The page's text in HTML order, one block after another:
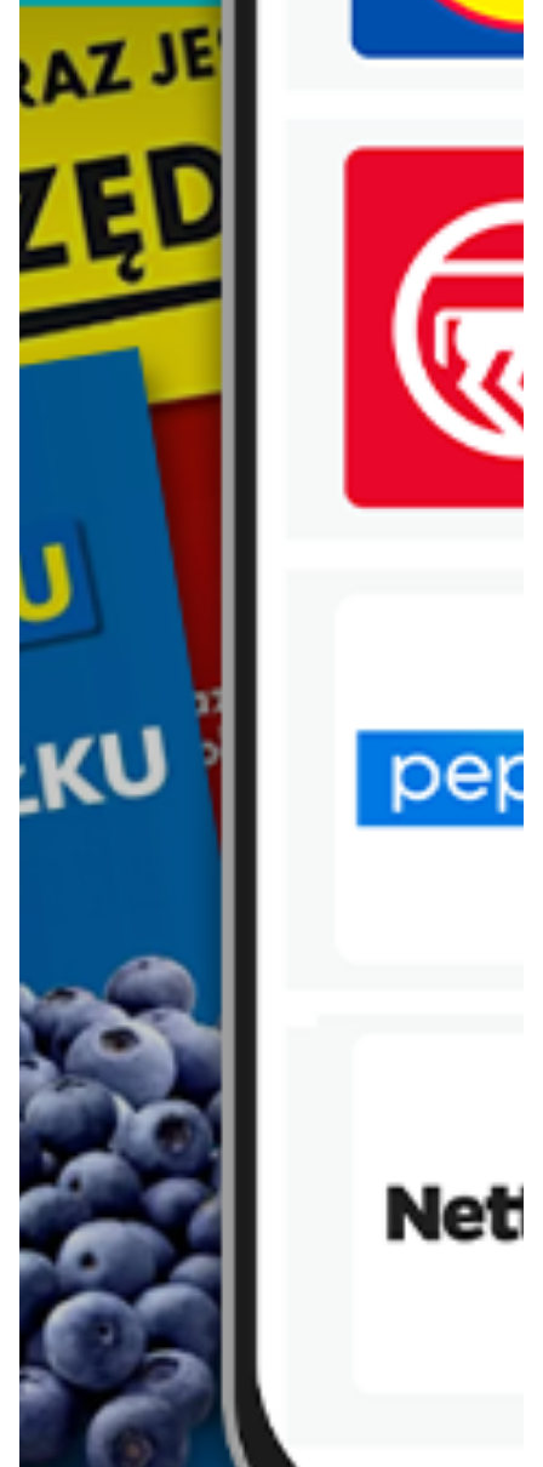
IKEA
ostatnie 24h
Malbork: Wielkie Otwarcie JYSK! Już 30.07.2026!
WIĘCEJ GAZETEK IKEA